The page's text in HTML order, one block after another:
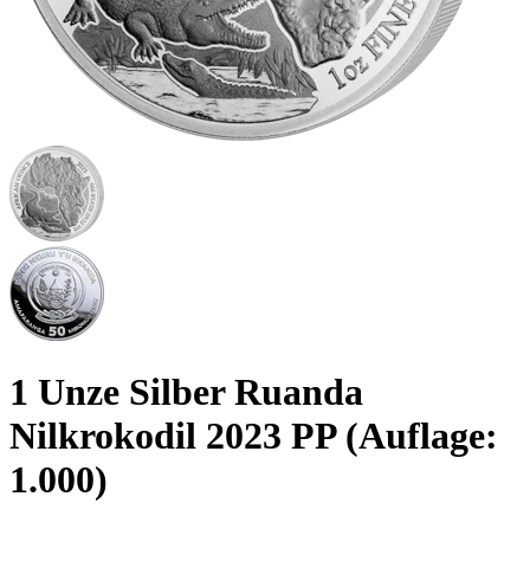
1 Unze Silber Ruanda
Nilkrokodil 2023 PP (Auflage:
1.000)